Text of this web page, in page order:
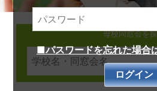
■パスワードを忘れた場合
母校同窓会を